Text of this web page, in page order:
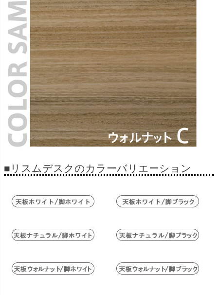
■リスムデスクのカラーバリエーション